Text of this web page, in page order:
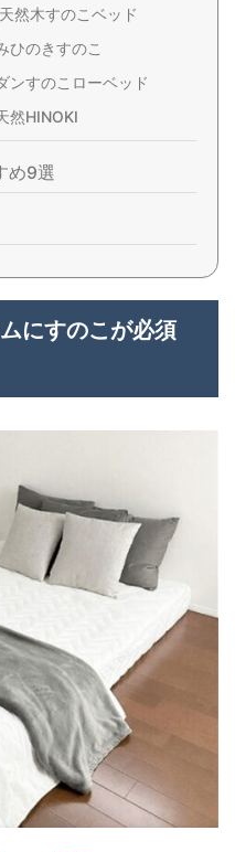
然木すのこベッド
ひのきすのこ
ンすのこローベッド
然HINOKI
め9選
にすのこが必須